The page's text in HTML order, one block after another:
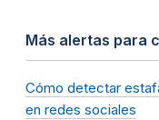
Más alertas para
Cómo detectar
en redes sociales